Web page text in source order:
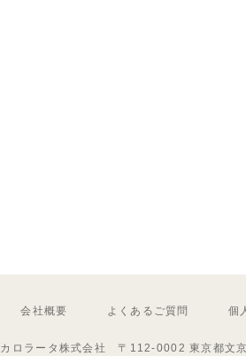
会社概要 よくあるご質問 個
カロラータ株式会社 〒112-0002 東京都文